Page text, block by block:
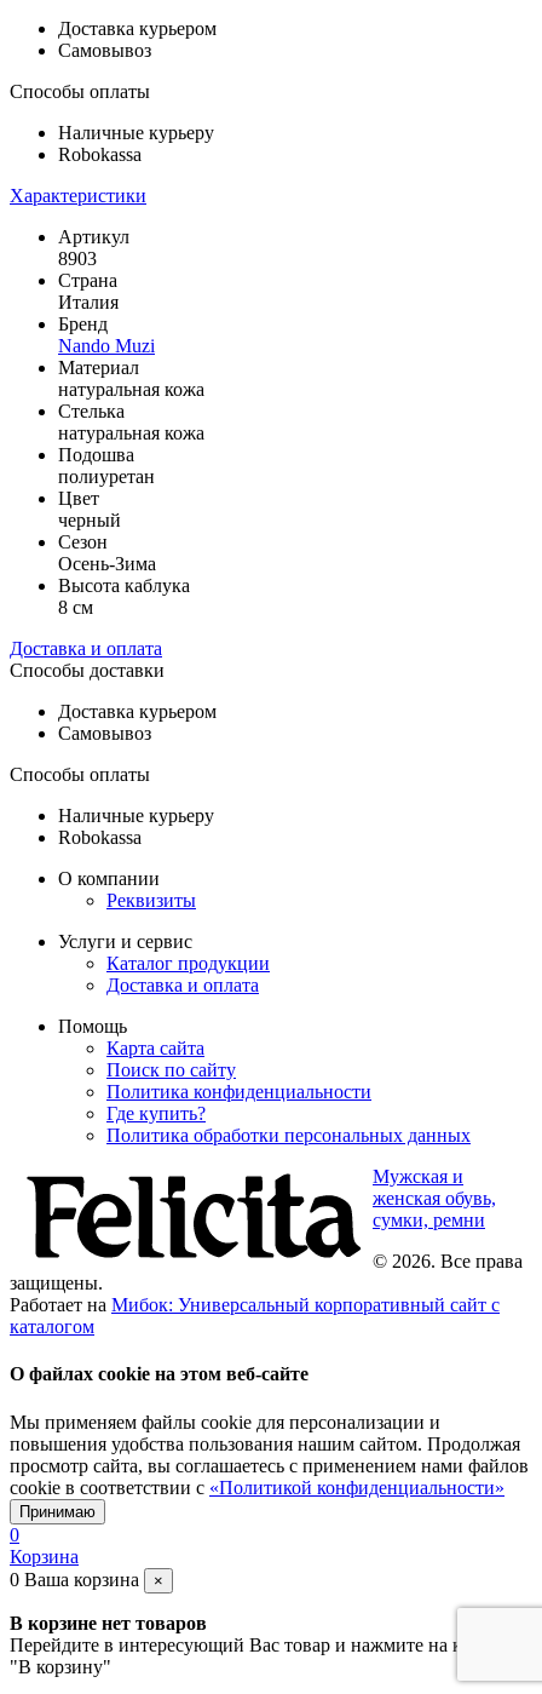
Доставка курьером
Самовывоз
Способы оплаты
Наличные курьеру
Robokassa
Характеристики
Артикул
8903
Страна
Италия
Бренд
Nando Muzi
Материал
натуральная кожа
Стелька
натуральная кожа
Подошва
полиуретан
Цвет
черный
Сезон
Осень-Зима
Высота каблука
8 см
Доставка и оплата
Способы доставки
Доставка курьером
Самовывоз
Способы оплаты
Наличные курьеру
Robokassa
О компании
Реквизиты
Услуги и сервис
Каталог продукции
Доставка и оплата
Помощь
Карта сайта
Поиск по сайту
Политика конфиденциальности
Где купить?
Политика обработки персональных данных
Мужская и
женская обувь,
сумки, ремни
© 2026. Все права
защищены.
Работает на Мибок: Универсальный корпоративный сайт с
каталогом
О файлах cookie на этом веб-сайте
Мы применяем файлы cookie для персонализации и
повышения удобства пользования нашим сайтом. Продолжая
просмотр сайта, вы соглашаетесь с применением нами файлов
cookie в соответствии с «Политикой конфиденциальности»
Принимаю
0
Корзина
0 Ваша корзина ×
В корзине нет товаров
Перейдите в интересующий Вас товар и нажмите на кнопку
"В корзину"